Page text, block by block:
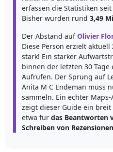
erfassen die Statistiken seit
Bisher wurden rund 3,49
Der Abstand aufOlivier
Diese Person erzielt aktuell
stark! Ein starker
binnen der letzten 30 Tage
Aufrufen. Der Sprung auf
Anita M C Endeman muss
sammeln. Ein echter
zeigt dieser Guide ein
etwa für das Beantworten
Schreiben von Rezensionen